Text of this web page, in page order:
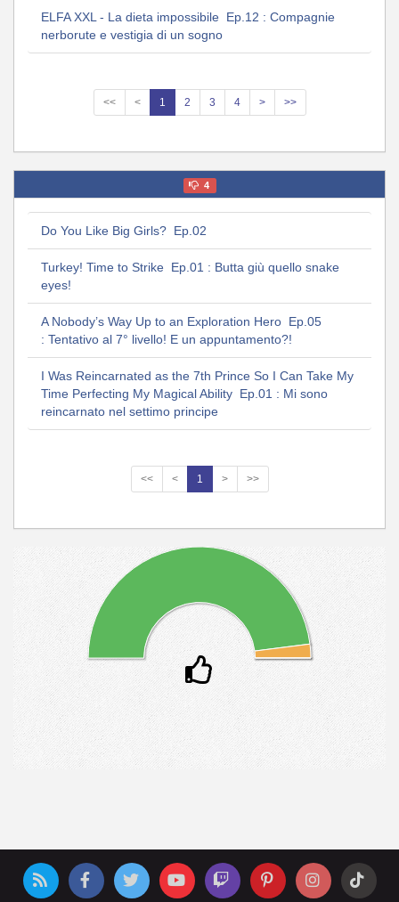
ELFA XXL - La dieta impossibile Ep.12 : Compagnie
nerborute e vestigia di un sogno
<< < 1 2 3 4 > >>
4
Do You Like Big Girls? Ep.02
Turkey! Time to Strike Ep.01 : Butta giù quello snake
eyes!
A Nobody’s Way Up to an Exploration Hero Ep.05
: Tentativo al 7° livello! E un appuntamento?!
I Was Reincarnated as the 7th Prince So I Can Take My
Time Perfecting My Magical Ability Ep.01 : Mi sono
reincarnato nel settimo principe
<< < 1 > >>